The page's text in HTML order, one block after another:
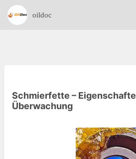
oildoc
Schmierfette –
Überwachung